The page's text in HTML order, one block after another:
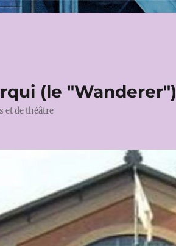
(le "Wanderer")
et de théâtre